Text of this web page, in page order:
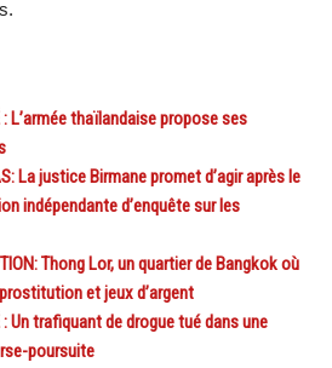
: L’armée thaïlandaise propose ses
La justice Birmane promet d’agir après le
indépendante d’enquête sur les
Thong Lor, un quartier de Bangkok où
et jeux d’argent
: Un trafiquant de drogue tué dans une
poursuite